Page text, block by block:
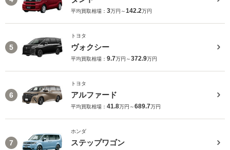
平均買取相場： 3万円～142.2万円
5
トヨタ
ヴォクシー
平均買取相場： 9.7万円～372.9万円
6
トヨタ
アルファード
平均買取相場： 41.8万円～689.7万円
7
ホンダ
ステップワゴン